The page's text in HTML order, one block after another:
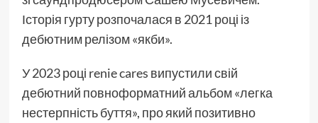
Історія гурту розпочалася в 2021 році із
дебютним релізом «якби».
У 2023 році renie cares випустили свій
дебютний повноформатний альбом «легка
нестерпність буття», про який позитивно